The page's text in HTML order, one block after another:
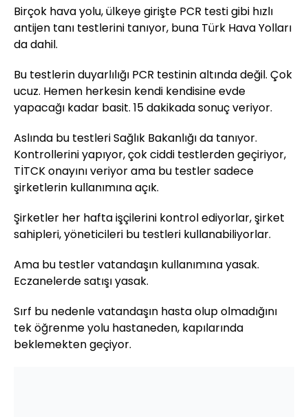
Birçok hava yolu, ülkeye girişte PCR testi gibi hızlı
antijen tanı testlerini tanıyor, buna Türk Hava Yolları
da dahil.
Bu testlerin duyarlılığı PCR testinin altında değil. Çok
ucuz. Hemen herkesin kendi kendisine evde
yapacağı kadar basit. 15 dakikada sonuç veriyor.
Aslında bu testleri Sağlık Bakanlığı da tanıyor.
Kontrollerini yapıyor, çok ciddi testlerden geçiriyor,
TİTCK onayını veriyor ama bu testler sadece
şirketlerin kullanımına açık.
Şirketler her hafta işçilerini kontrol ediyorlar, şirket
sahipleri, yöneticileri bu testleri kullanabiliyorlar.
Ama bu testler vatandaşın kullanımına yasak.
Eczanelerde satışı yasak.
Sırf bu nedenle vatandaşın hasta olup olmadığını
tek öğrenme yolu hastaneden, kapılarında
beklemekten geçiyor.